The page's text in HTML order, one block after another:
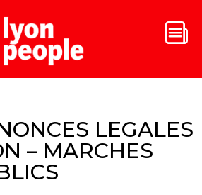
LEGALES
– MARCHES